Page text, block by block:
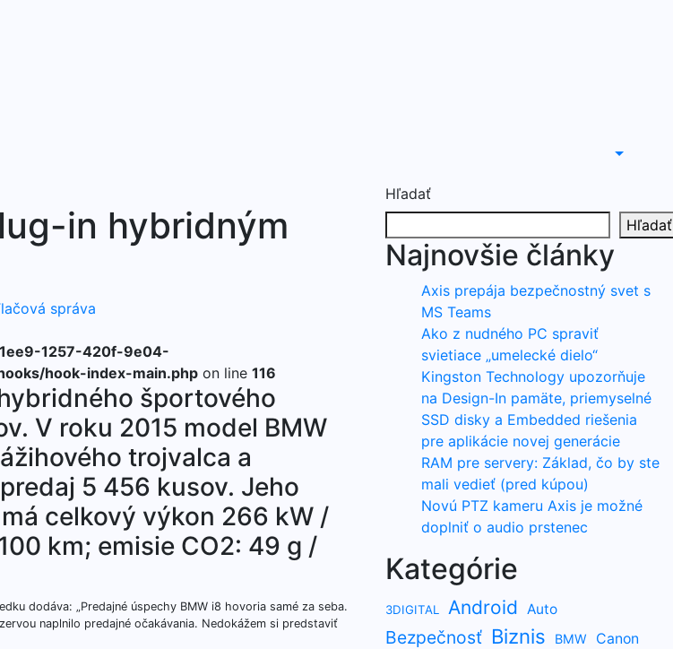
in hybridným
správa
1257-420f-9e04-
hook-index-main.php on line 116
športového
V roku 2015 model BMW
trojvalca a
5 456 kusov. Jeho
celkový výkon 266 kW /
km; emisie CO2: 49 g /
dodáva: „Predajné úspechy BMW i8 hovoria samé za seba.
naplnilo predajné očakávania. Nedokážem si predstaviť
Hľadať
Hľadať
Najnovšie články
Axis prepája bezpečnostný svet s
MS Teams
Ako z nudného PC spraviť
svietiace „umelecké dielo“
Kingston Technology upozorňuje
na Design-In pamäte, priemyselné
SSD disky a Embedded riešenia
pre aplikácie novej generácie
RAM pre servery: Základ, čo by ste
mali vedieť (pred kúpou)
Novú PTZ kameru Axis je možné
doplniť o audio prstenec
Kategórie
3DIGITAL Android Auto
Bezpečnosť Biznis BMW Canon